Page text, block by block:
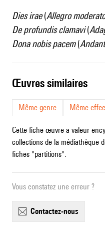
Dies irae(Allegro moderato
De profundis clamavi(
Dona nobis pacem(
œuvres similaires
Même genre Même
Cette fiche œuvre a valeur
collections de la médiathèque
fiches "partitions".
Vous constatez une erreur ?
contactez-nous